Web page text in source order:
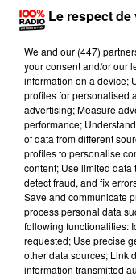
Lecture (1
100%
Le respect
We and our (447)
your consent and/or our
information on a device;
profiles for personalised
advertising; Measure
performance;
of data from different
profiles to personalise
content; Use limited data
detect fraud, and fix
Save and communicate
process personal data
following functionalities:
requested; Use precise
other data sources; Link
information transmitted